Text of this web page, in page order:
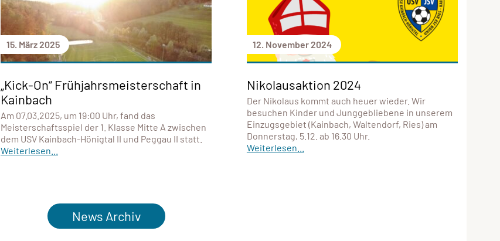
15. März 2025
„Kick-On“ Frühjahrsmeisterschaft in
Kainbach
Am 07.03.2025, um 19:00 Uhr, fand das
Meisterschaftsspiel der 1. Klasse Mitte A zwischen
dem USV Kainbach-Hönigtal II und Peggau II statt.
Weiterlesen...
12. November 2024
Nikolausaktion 2024
Der Nikolaus kommt auch heuer wieder. Wir
besuchen Kinder und Junggebliebene in unserem
Einzugsgebiet (Kainbach, Waltendorf, Ries) am
Donnerstag, 5.12. ab 16.30 Uhr.
Weiterlesen...
News Archiv